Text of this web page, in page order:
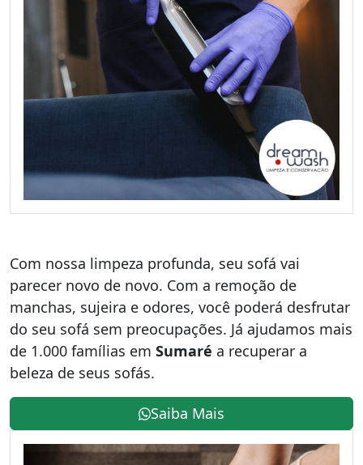
Com nossa limpeza profunda, seu sofá vai
parecer novo de novo. Com a remoção de
manchas, sujeira e odores, você poderá desfrutar
do seu sofá sem preocupações. Já ajudamos mais
de 1.000 famílias em Sumaré a recuperar a
beleza de seus sofás.
Saiba Mais